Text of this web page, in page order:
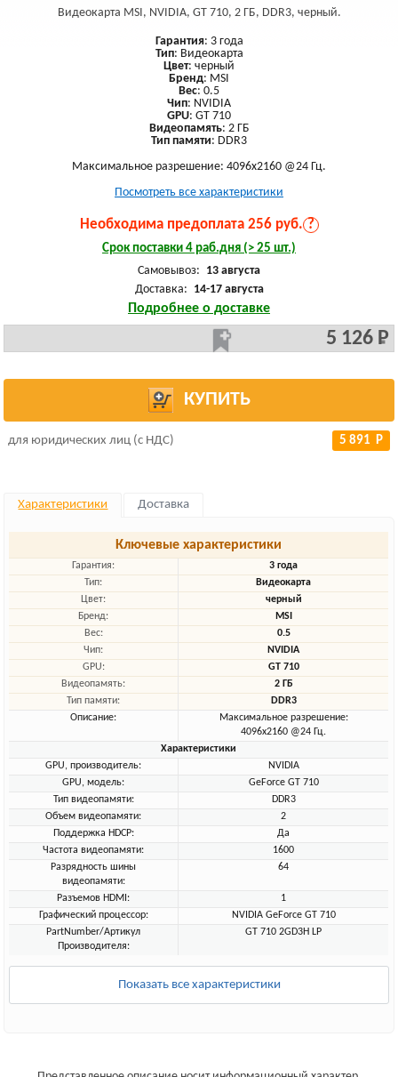
Видеокарта MSI, NVIDIA, GT 710, 2 ГБ, DDR3, черный.
Гарантия: 3 года
Тип: Видеокарта
Цвет: черный
Бренд: MSI
Вес: 0.5
Чип: NVIDIA
GPU: GT 710
Видеопамять: 2 ГБ
Тип памяти: DDR3
Максимальное разрешение: 4096x2160 @24 Гц.
Посмотреть все характеристики
Необходима предоплата 256 руб. ?
Срок поставки 4 раб.дня (> 25 шт.)
Самовывоз: 13 августа
Доставка: 14-17 августа
Подробнее о доставке
5 126 Р
КУПИТЬ
для юридических лиц (с НДС) 5 891 Р
Характеристики Доставка
Ключевые характеристики
Гарантия:
3 года
Тип:
Видеокарта
Цвет:
черный
Бренд:
MSI
Вес:
0.5
Чип:
NVIDIA
GPU:
GT 710
Видеопамять:
2 ГБ
Тип памяти:
DDR3
Описание:
Максимальное разрешение:
4096x2160 @24 Гц.
Характеристики
GPU, производитель:
NVIDIA
GPU, модель:
GeForce GT 710
Тип видеопамяти:
DDR3
Объем видеопамяти:
2
Поддержка HDCP:
Да
Частота видеопамяти:
1600
Разрядность шины
видеопамяти:
64
Разъемов HDMI:
1
Графический процессор:
NVIDIA GeForce GT 710
PartNumber/Артикул
Производителя:
GT 710 2GD3H LP
Показать все характеристики